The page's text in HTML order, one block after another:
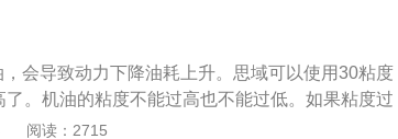
长时间不更换，也可能会影响发动机的润滑和散
期更换发动机油，而且在每次更换发动机油时基本
。 发动机油滤芯功能作用是过滤发动机油的，假
各个部件表面形成一层油膜，这样可以防止发动
发动机内瞬间产生大量热量，这对发动机来说是
期更换机油，并且在每次更换机油时都要将机油
来过滤机油的，如果没有机油滤芯，那机油使用
会导致动力下降油耗上升。思域可以使用30粘度
。机油的粘度不能过高也不能过低。如果粘度过
力会变大，这样会导致动力下降和油耗上升。如
阅读：2715